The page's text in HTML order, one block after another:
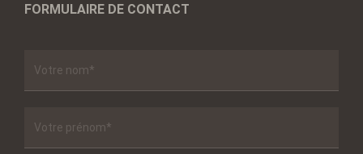
FORMULAIRE DE CONTACT